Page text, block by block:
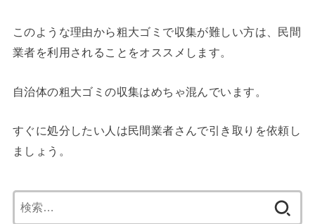
このような理由から粗大ゴミで収集が難しい方は、民間
業者を利用されることをオススメします。
自治体の粗大ゴミの収集はめちゃ混んでいます。
すぐに処分したい人は民間業者さんで引き取りを依頼し
ましょう。